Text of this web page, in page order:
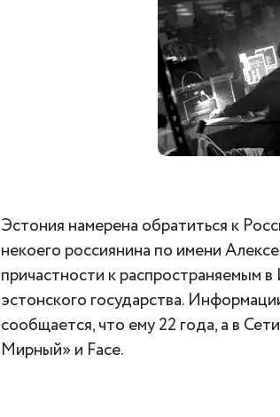
Эстония намерена обратиться к
некоего россиянина по имени
причастности к распространяемым
эстонского государства.
сообщается, что ему 22 года, а в
Мирный» и Face.